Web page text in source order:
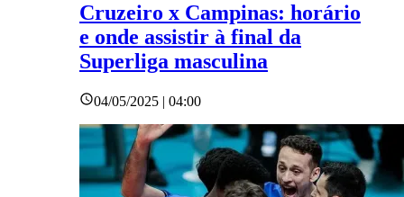
Cruzeiro x Campinas: horário
e onde assistir à final da
Superliga masculina
04/05/2025 | 04:00